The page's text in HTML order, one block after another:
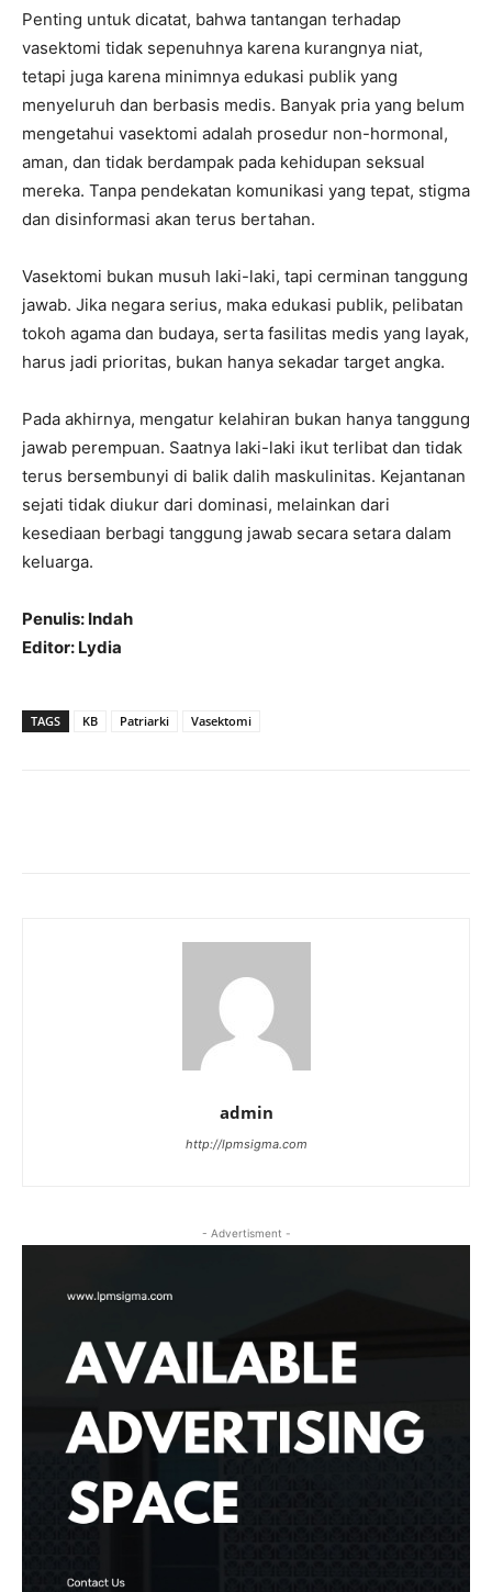
Penting untuk dicatat, bahwa tantangan terhadap
vasektomi tidak sepenuhnya karena kurangnya niat,
tetapi juga karena minimnya edukasi publik yang
menyeluruh dan berbasis medis. Banyak pria yang belum
mengetahui vasektomi adalah prosedur non-hormonal,
aman, dan tidak berdampak pada kehidupan seksual
mereka. Tanpa pendekatan komunikasi yang tepat, stigma
dan disinformasi akan terus bertahan.
Vasektomi bukan musuh laki-laki, tapi cerminan tanggung
jawab. Jika negara serius, maka edukasi publik, pelibatan
tokoh agama dan budaya, serta fasilitas medis yang layak,
harus jadi prioritas, bukan hanya sekadar target angka.
Pada akhirnya, mengatur kelahiran bukan hanya tanggung
jawab perempuan. Saatnya laki-laki ikut terlibat dan tidak
terus bersembunyi di balik dalih maskulinitas. Kejantanan
sejati tidak diukur dari dominasi, melainkan dari
kesediaan berbagi tanggung jawab secara setara dalam
keluarga.
Penulis: Indah
Editor: Lydia
TAGS KB Patriarki Vasektomi
admin
http://lpmsigma.com
- Advertisment -